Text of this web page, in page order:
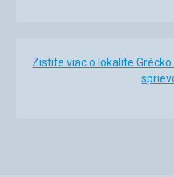
Táto recenzia bola
Zistite viac o lokalite